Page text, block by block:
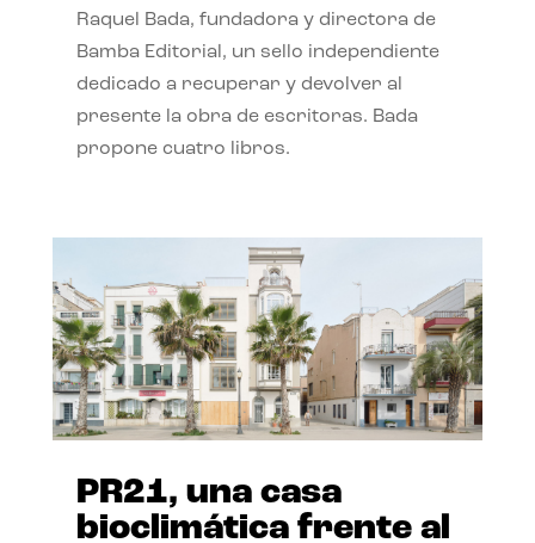
Raquel Bada, fundadora y directora de
Bamba Editorial, un sello independiente
dedicado a recuperar y devolver al
presente la obra de escritoras. Bada
propone cuatro libros.
PR21, una casa
bioclimática frente al